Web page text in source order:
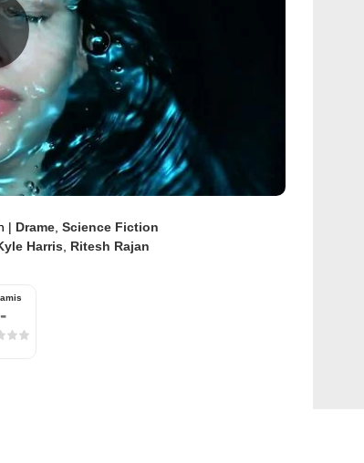
| Drame Science Fiction
Harris
Ritesh Rajan